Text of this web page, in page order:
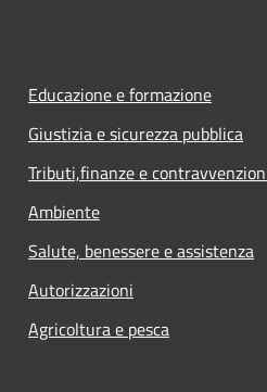
Educazione e formazione
Giustizia e sicurezza pubblica
Tributi,finanze e
Ambiente
Salute, benessere e assistenza
Autorizzazioni
Agricoltura e pesca